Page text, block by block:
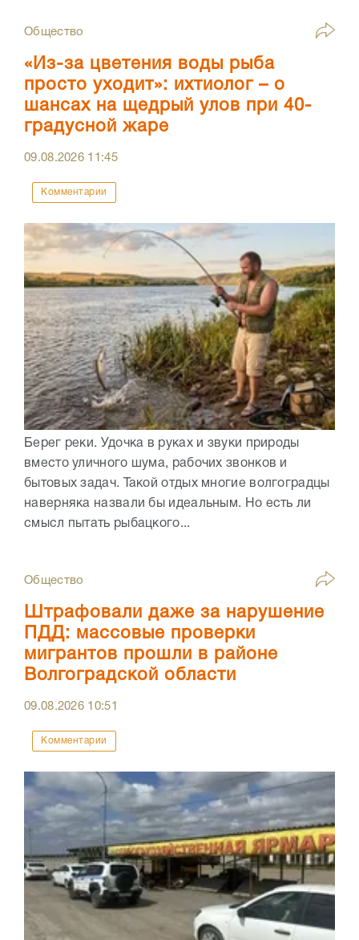
Общество
«Из-за цветения воды рыба
просто уходит»: ихтиолог – о
шансах на щедрый улов при 40-
градусной жаре
09.08.2026 11:45
Комментарии
Берег реки. Удочка в руках и звуки природы
вместо уличного шума, рабочих звонков и
бытовых задач. Такой отдых многие волгоградцы
наверняка назвали бы идеальным. Но есть ли
смысл пытать рыбацкого...
Общество
Штрафовали даже за нарушение
ПДД: массовые проверки
мигрантов прошли в районе
Волгоградской области
09.08.2026 10:51
Комментарии